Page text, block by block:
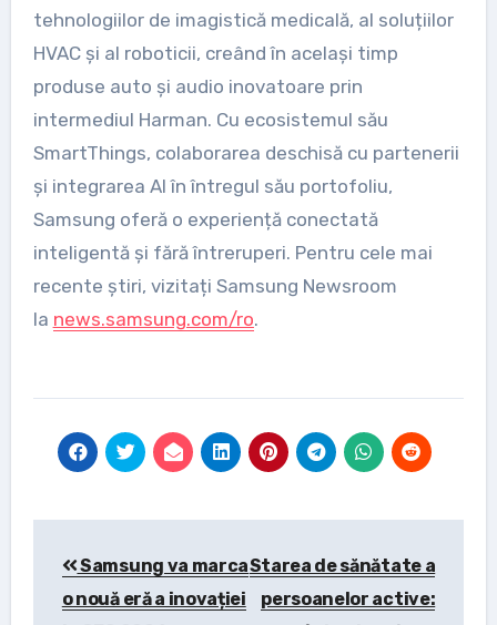
tehnologiilor de imagistică medicală, al soluțiilor
HVAC și al roboticii, creând în același timp
produse auto și audio inovatoare prin
intermediul Harman. Cu ecosistemul său
SmartThings, colaborarea deschisă cu partenerii
și integrarea AI în întregul său portofoliu,
Samsung oferă o experiență conectată
inteligentă și fără întreruperi. Pentru cele mai
recente știri, vizitați Samsung Newsroom
la news.samsung.com/ro.
navigation
Samsung va marca
o nouă eră a inovației
Starea de sănătate a
persoanelor active: